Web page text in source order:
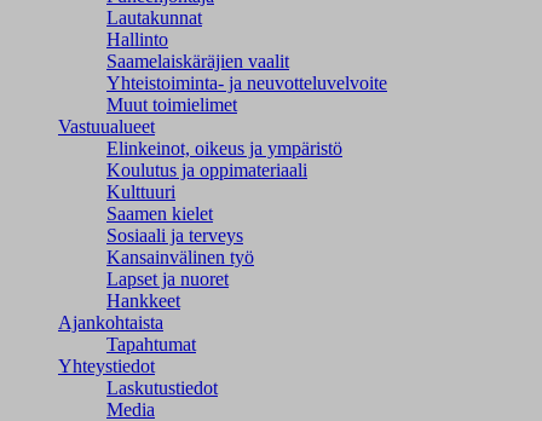
Lautakunnat
Hallinto
Saamelaiskäräjien vaalit
Yhteistoiminta- ja neuvotteluvelvoite
Muut toimielimet
Vastuualueet
Elinkeinot, oikeus ja ympäristö
Koulutus ja oppimateriaali
Kulttuuri
Saamen kielet
Sosiaali ja terveys
Kansainvälinen työ
Lapset ja nuoret
Hankkeet
Ajankohtaista
Tapahtumat
Yhteystiedot
Laskutustiedot
Media